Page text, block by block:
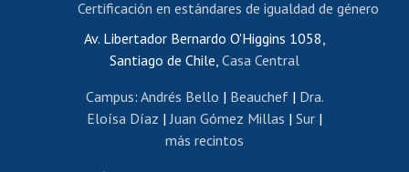
Portal de movilidad interna
Certificado de renta
Certificado de renta honorarios
Editar páginas blancas
Extranjeras/os
Av. Libertador Bernardo O'Higgins 1058,
Santiago de Chile, Casa Central
Campus: Andrés Bello | Beauchef| Dra.
Eloísa Díaz | Juan Gómez Millas | Sur |
más recintos
Certificación en estándares de igualdad de género